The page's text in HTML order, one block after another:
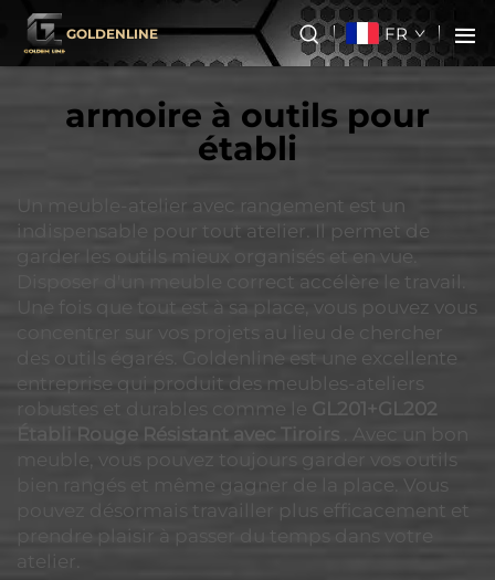
GOLDENLINE FR
armoire à outils pour
établi
Un meuble-atelier avec rangement est un
indispensable pour tout atelier. Il permet de
garder les outils mieux organisés et en vue.
Disposer d'un meuble correct accélère le travail.
Une fois que tout est à sa place, vous pouvez vous
concentrer sur vos projets au lieu de chercher
des outils égarés. Goldenline est une excellente
entreprise qui produit des meubles-ateliers
robustes et durables comme le GL201+GL202
Établi Rouge Résistant avec Tiroirs
. Avec un bon
meuble, vous pouvez toujours garder vos outils
bien rangés et même gagner de la place. Vous
pouvez désormais travailler plus efficacement et
prendre plaisir à passer du temps dans votre
atelier.